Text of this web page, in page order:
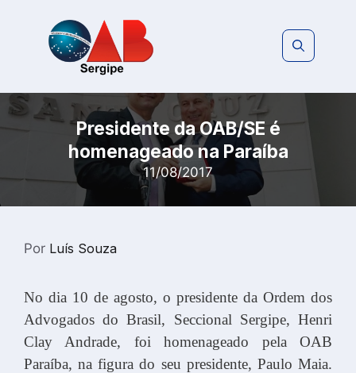
Presidente da OAB/SE é
homenageado na Paraíba
11/08/2017
Por Luís Souza
No dia 10 de agosto, o presidente da Ordem dos
Advogados do Brasil, Seccional Sergipe, Henri
Clay Andrade, foi homenageado pela OAB
Paraíba, na figura do seu presidente, Paulo Maia.